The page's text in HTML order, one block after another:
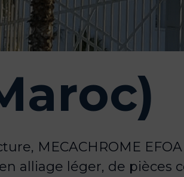
MECACHROME
alliage léger, de pièces